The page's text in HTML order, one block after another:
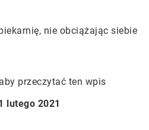
przeczytać ten wpis
lutego 2021